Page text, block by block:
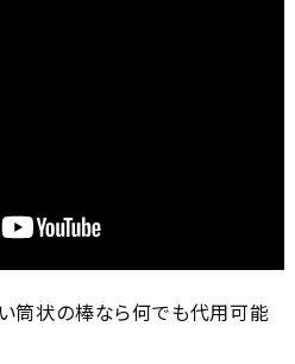
筒状の棒なら何でも代用可能